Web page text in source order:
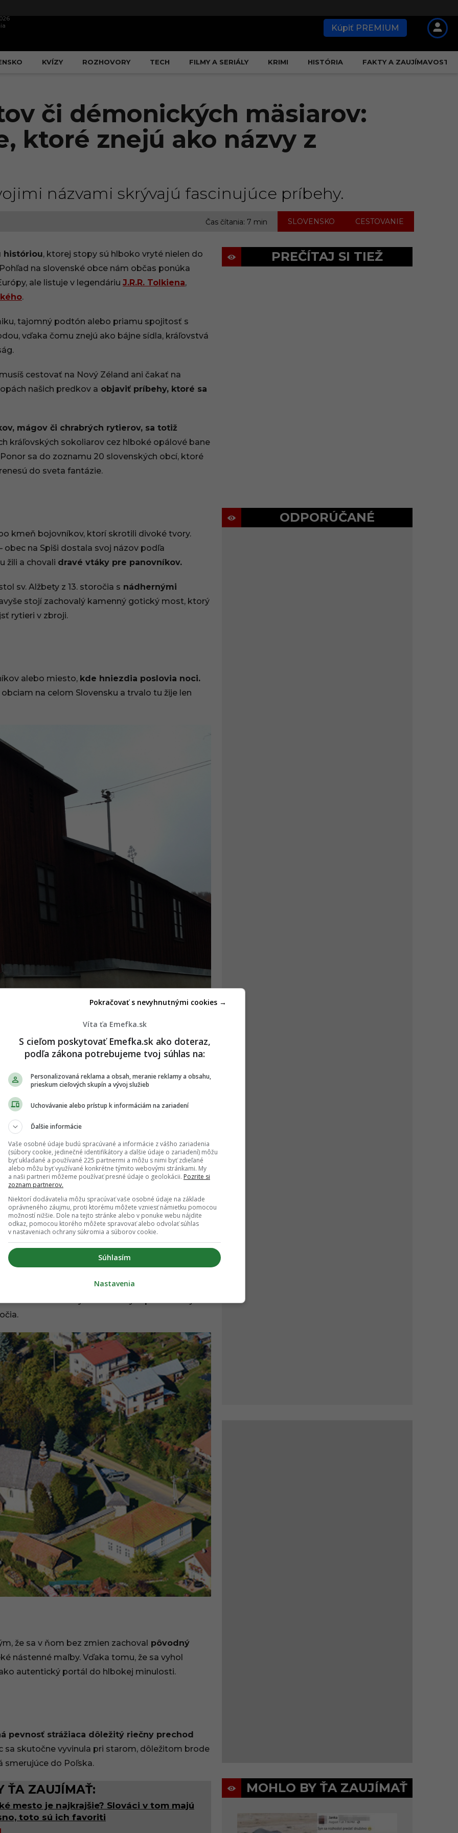
Kúpiť PREMIUM
KVÍZY ROZHOVORY TECH FILMY A SERIÁLY KRIMI HISTÓRIA FAKTY A ZAUJÍMAVOSTI
či démonických mäsiarov:
ktoré znejú ako názvy z
názvami skrývajú fascinujúce príbehy.
Čas čítania: 7 min SLOVENSKO CESTOVANIE
históriou, ktorej stopy sú hlboko vryté nielen do
na slovenské obce nám občas ponúka
ale listuje v legendáriu J.R.R. Tolkiena,
.
tajomný podtón alebo priamu spojitosť s
vďaka čomu znejú ako bájne sídla, kráľovstvá
cestovať na Nový Zéland ani čakať na
našich predkov a objaviť príbehy, ktoré sa
mágov či chrabrých rytierov, sa totiž
kráľovských sokoliarov cez hlboké opálové bane
sa do zoznamu 20 slovenských obcí, ktoré
do sveta fantázie.
kmeň bojovníkov, ktorí skrotili divoké tvory.
na Spiši dostala svoj názov podľa
žili a chovali dravé vtáky pre panovníkov.
sv. Alžbety z 13. storočia s nádhernými
stojí zachovalý kamenný gotický most, ktorý
rytieri v zbroji.
alebo miesto, kde hniezdia poslovia noci.
na celom Slovensku a trvalo tu žije len
vrchoviny a panuje v nejabsolútna
milovníka fantasy je to dokonalý ekvivalent
kráľovstva.
kovov a monumentálnych siení hlboko pod
neodmysliteľne spojenú s horníctvom a
centrum celého okolitého banského revíru.
susednej Červenice, celý tento región
a drahými kameňmi,
o obec, ktorá dostala elektrinu ako posledná
dediny skrytej v hlbokých, večne zelených
a ich skutočným historickým pokladom je
že sa v ňom bez zmien zachoval pôvodný
nástenné maľby. Vďaka tomu, že sa vyhol
autentický portál do hlbokej minulosti.
pevnosť strážiaca dôležitý riečny prechod
sa skutočne vyvinula pri starom, dôležitom brode
smerujúce do Poľska.
ŤA ZAUJÍMAŤ:
mesto je najkrajšie? Slováci v tom majú
toto sú ich favoriti
PREČÍTAJ SI TIEŽ
ODPORÚČANÉ
MOHLO BY ŤA ZAUJÍMAŤ
Víta ťa Emefka.sk
S cieľom poskytovať Emefka.sk ako doteraz,
podľa zákona potrebujeme tvoj súhlas na:
Personalizovaná reklama a obsah, meranie reklamy a obsahu,
prieskum cieľových skupín a vývoj služieb
Uchovávanie alebo prístup k informáciám na zariadení
Ďalšie informácie
Vaše osobné údaje budú spracúvané a informácie z vášho zariadenia
(súbory cookie, jedinečné identifikátory a ďalšie údaje o zariadení) môžu
byť ukladané a používané 225 partnermi a môžu s nimi byť zdieľané
alebo môžu byť využívané konkrétne týmito webovými stránkami. My
a naši partneri môžeme používať presné údaje o geolokácii. Pozrite si
zoznam partnerov.
Niektorí dodávatelia môžu spracúvať vaše osobné údaje na základe
oprávneného záujmu, proti ktorému môžete vzniesť námietku pomocou
možností nižšie. Dole na tejto stránke alebo v ponuke webu nájdite
odkaz, pomocou ktorého môžete spravovať alebo odvolať súhlas
v nastaveniach ochrany súkromia a súborov cookie.
Súhlasím
Pokračovať s nevyhnutnými cookies →
Nastavenia